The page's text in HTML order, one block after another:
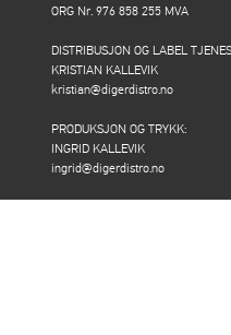
ORG Nr. 976 858 255 MVA
DISTRIBUSJON OG LABEL
KRISTIAN KALLEVIK
kristian@digerdistro.no
PRODUKSJON OG TRYKK:
INGRID KALLEVIK
ingrid@digerdistro.no